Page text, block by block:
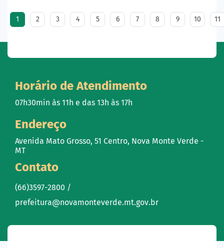
1 2 3 4 5 6 7 8 9 10 11
Horário de Atendimento
07h30min às 11h e das 13h às 17h
Endereço
Avenida Mato Grosso, 51 Centro, Nova Monte Verde -
MT
Contato
(66)3597-2800 /
prefeitura@novamonteverde.mt.gov.br